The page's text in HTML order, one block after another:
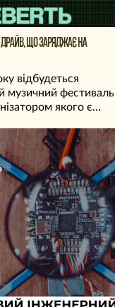
ДРАЙВ, ЩО ЗАРЯДЖАЄ НА
відбудеться
музичний фестиваль
якого є
«Захист
з партнерами